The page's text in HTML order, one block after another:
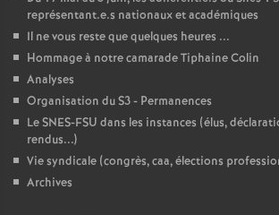
représentant.e.s nationaux et académiques
Il ne vous reste que quelques heures ...
Hommage à notre camarade Tiphaine Colin
Analyses
Organisation du S3 - Permanences
Le SNES-FSU dans les instances (élus,
rendus...)
Vie syndicale (congrès, caa, élections
Archives